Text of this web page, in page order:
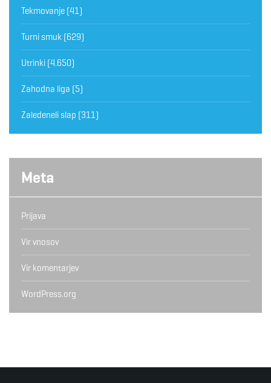
Tekmovanje (41)
Turni smuk (629)
Utrinki (4.650)
Zahodna liga (5)
Zaledeneli slap (311)
Meta
Prijava
Vir vnosov
Vir komentarjev
WordPress.org